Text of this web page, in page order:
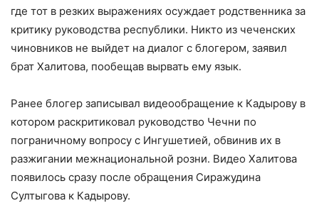
где тот в резких выражениях осуждает родственника за
критику руководства республики. Никто из чеченских
чиновников не выйдет на диалог с блогером, заявил
брат Халитова, пообещав вырвать ему язык.
Ранее блогер записывал видеообращение к Кадырову в
котором раскритиковал руководство Чечни по
пограничному вопросу с Ингушетией, обвинив их в
разжигании межнациональной розни. Видео Халитова
появилось сразу после обращения Сиражудина
Султыгова к Кадырову.